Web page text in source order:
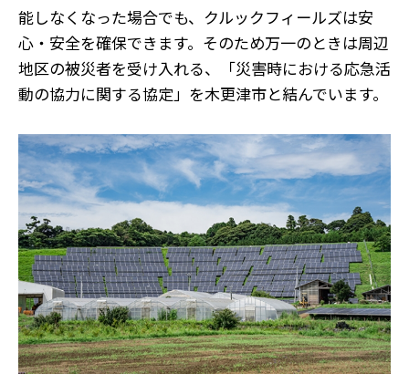
能しなくなった場合でも、クルックフィールズは安
心・安全を確保できます。そのため万一のときは周辺
地区の被災者を受け入れる、「災害時における応急活
動の協力に関する協定」を木更津市と結んでいます。